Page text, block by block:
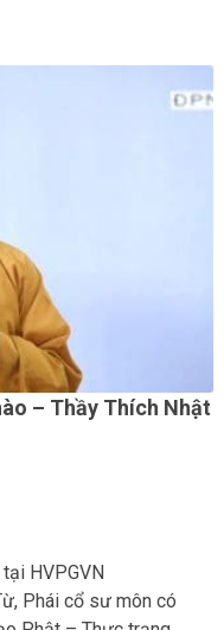
– Thầy Thích Nhật
HVPGVN
Phái cổ sư môn có